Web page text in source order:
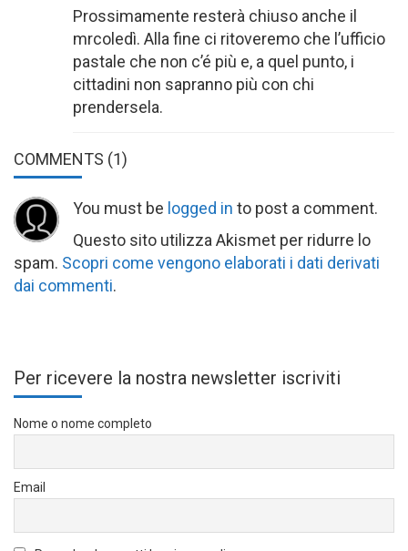
Prossimamente resterà chiuso anche il
mrcoledì. Alla fine ci ritoveremo che l’ufficio
pastale che non c’é più e, a quel punto, i
cittadini non sapranno più con chi
prendersela.
COMMENTS (1)
You must be logged in to post a comment.
Questo sito utilizza Akismet per ridurre lo
spam. Scopri come vengono elaborati i dati derivati
dai commenti.
Per ricevere la nostra newsletter iscriviti
Nome o nome completo
Email